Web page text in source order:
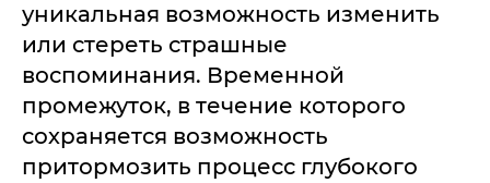
уникальная возможность изменить
или стереть страшные
воспоминания. Временной
промежуток, в течение которого
сохраняется возможность
притормозить процесс глубокого